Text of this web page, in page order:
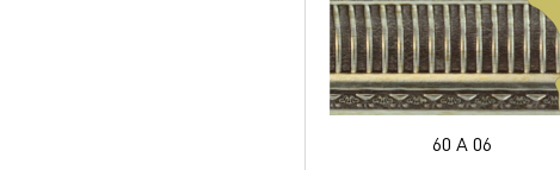
60 A 06